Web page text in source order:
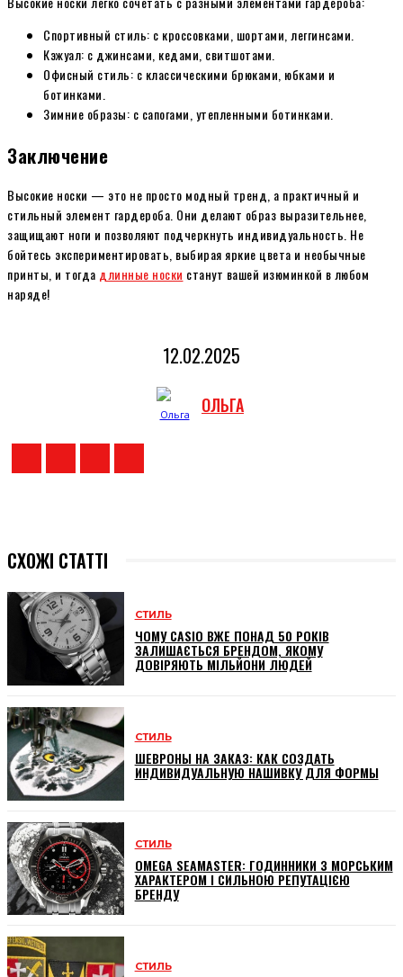
Спортивный стиль: с кроссовками, шортами, леггинсами.
Кэжуал: с джинсами, кедами, свитшотами.
Офисный стиль: с классическими брюками, юбками и
ботинками.
Зимние образы: с сапогами, утепленными ботинками.
Заключение
Высокие носки — это не просто модный тренд, а практичный и
стильный элемент гардероба. Они делают образ выразительнее,
защищают ноги и позволяют подчеркнуть индивидуальность. Не
бойтесь экспериментировать, выбирая яркие цвета и необычные
принты, и тогда длинные носки станут вашей изюминкой в любом
наряде!
12.02.2025
ОЛЬГА
СХОЖІ СТАТТІ
СТИЛЬ
ЧОМУ CASIO ВЖЕ ПОНАД 50 РОКІВ
ЗАЛИШАЄТЬСЯ БРЕНДОМ, ЯКОМУ
ДОВІРЯЮТЬ МІЛЬЙОНИ ЛЮДЕЙ
СТИЛЬ
ШЕВРОНЫ НА ЗАКАЗ: КАК СОЗДАТЬ
ИНДИВИДУАЛЬНУЮ НАШИВКУ ДЛЯ ФОРМЫ
СТИЛЬ
OMEGA SEAMASTER: ГОДИННИКИ З МОРСЬКИМ
ХАРАКТЕРОМ І СИЛЬНОЮ РЕПУТАЦІЄЮ
БРЕНДУ
СТИЛЬ